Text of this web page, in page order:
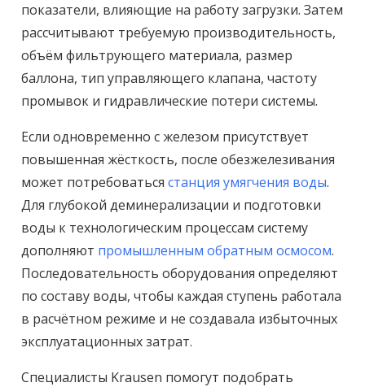
показатели, влияющие на работу загрузки. Затем
рассчитывают требуемую производительность,
объём фильтрующего материала, размер
баллона, тип управляющего клапана, частоту
промывок и гидравлические потери системы.
Если одновременно с железом присутствует
повышенная жёсткость, после обезжелезивания
может потребоваться станция умягчения воды.
Для глубокой деминерализации и подготовки
воды к технологическим процессам систему
дополняют промышленным обратным осмосом.
Последовательность оборудования определяют
по составу воды, чтобы каждая ступень работала
в расчётном режиме и не создавала избыточных
эксплуатационных затрат.
Специалисты Krausen помогут подобрать